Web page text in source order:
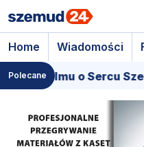
Home Wiadomości
Polecane
filmu o Sercu